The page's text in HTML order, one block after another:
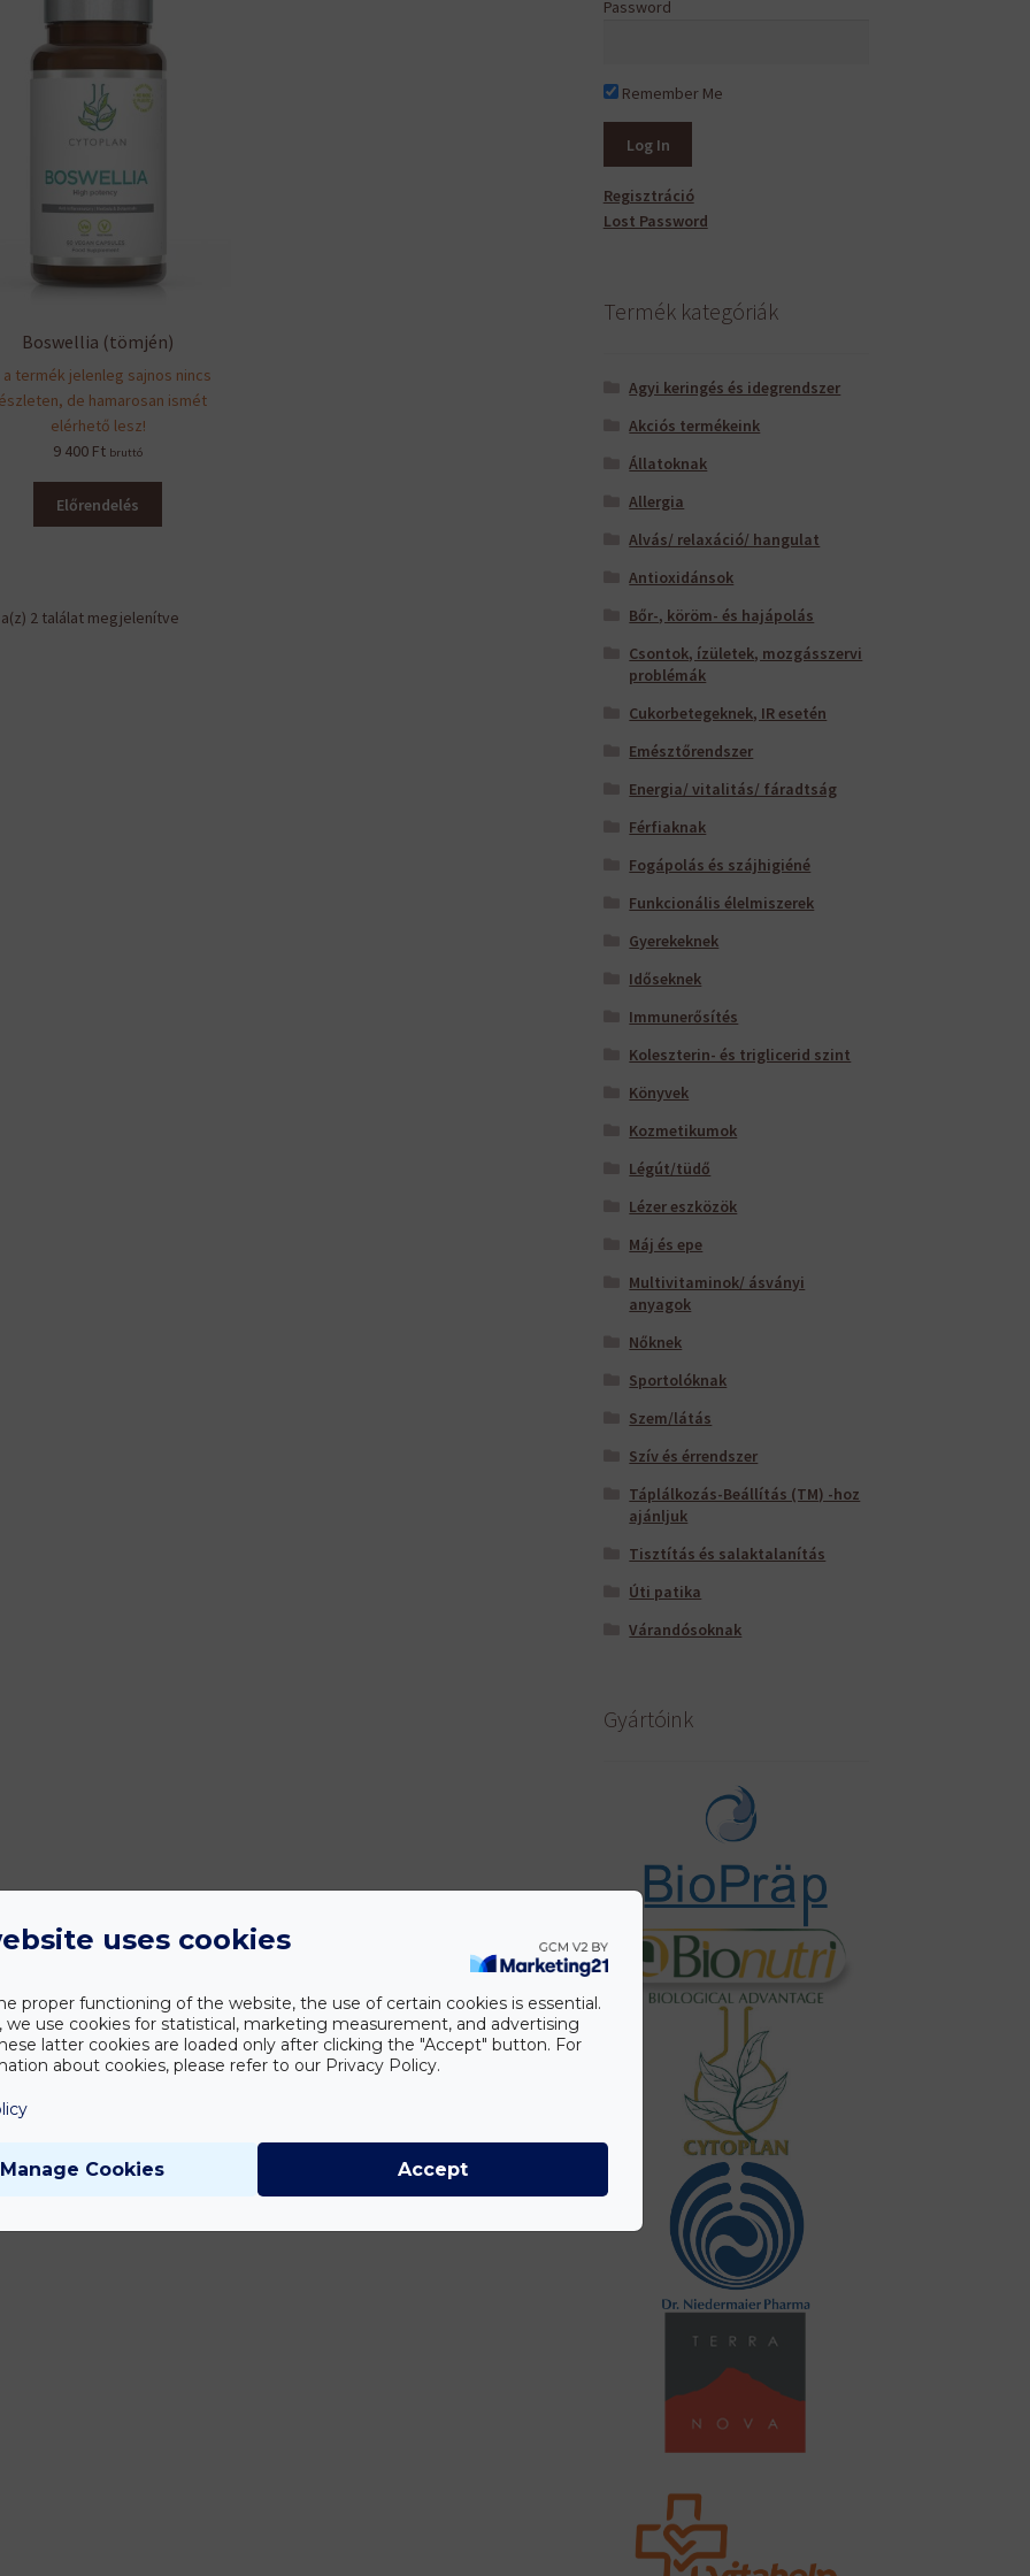
Boswellia (tömjén)
a termék jelenleg sajnos nincs
de hamarosan ismét
elérhető lesz!
9 400 Ft bruttó
Előrendelés
2 találat megjelenítve
Password
Remember Me
Regisztráció
Lost Password
Termék kategóriák
Agyi keringés és idegrendszer
Akciós termékeink
Állatoknak
Allergia
Alvás/ relaxáció/ hangulat
Antioxidánsok
Bőr-, köröm- és hajápolás
Csontok, ízületek, mozgásszervi
problémák
Cukorbetegeknek, IR esetén
Emésztőrendszer
Energia/ vitalitás/ fáradtság
Férfiaknak
Fogápolás és szájhigiéné
Funkcionális élelmiszerek
Gyerekeknek
Időseknek
Immunerősítés
Koleszterin- és triglicerid szint
Könyvek
Kozmetikumok
Légút/tüdő
Lézer eszközök
Máj és epe
Multivitaminok/ ásványi
anyagok
Nőknek
Sportolóknak
Szem/látás
Szív és érrendszer
Táplálkozás-Beállítás (TM) -hoz
ajánljuk
Tisztítás és salaktalanítás
Úti patika
Várandósoknak
Gyártóink
uses cookies
proper functioning of the website, the use of certain cookies is essential.
we use cookies for statistical, marketing measurement, and advertising
latter cookies are loaded only after clicking the "Accept" button. For
about cookies, please refer to our Privacy Policy.
Manage Cookies Accept